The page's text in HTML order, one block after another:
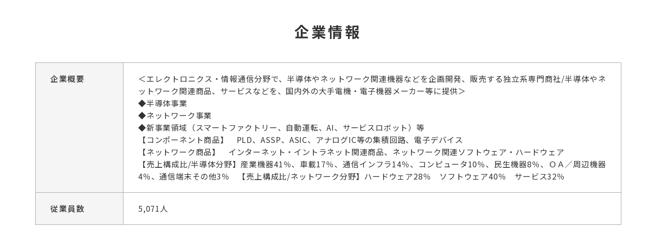
企業情報
企業概要
＜エレクトロニクス・情報通信分野で、半導体やネットワーク関連機器などを企画開発、販売する独立系専門商社/半導体やネ
ットワーク関連商品、サービスなどを、国内外の大手電機・電子機器メーカー等に提供＞
◆半導体事業
◆ネットワーク事業
◆新事業領域（スマートファクトリー、自動運転、AI、サービスロボット）等
【コンポーネント商品】 PLD、ASSP、ASIC、アナログIC等の集積回路、電子デバイス
【ネットワーク商品】 インターネット・イントラネット関連商品、ネットワーク関連ソフトウェア・ハードウェア
【売上構成比/半導体分野】産業機器41％、車載17％、通信インフラ14％、コンピュータ10％、民生機器8％、ＯＡ／周辺機器
4％、通信端末その他3％ 【売上構成比/ネットワーク分野】ハードウェア28％ ソフトウェア40％ サービス32％
従業員数 5,071人